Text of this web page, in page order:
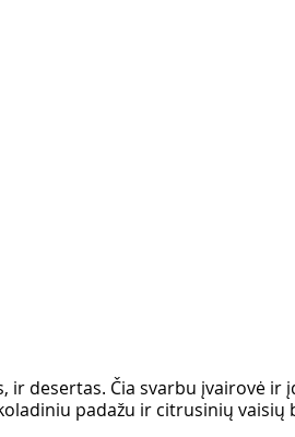
ir desertas. Čia svarbu įvairovė ir
padažu ir citrusinių vaisių